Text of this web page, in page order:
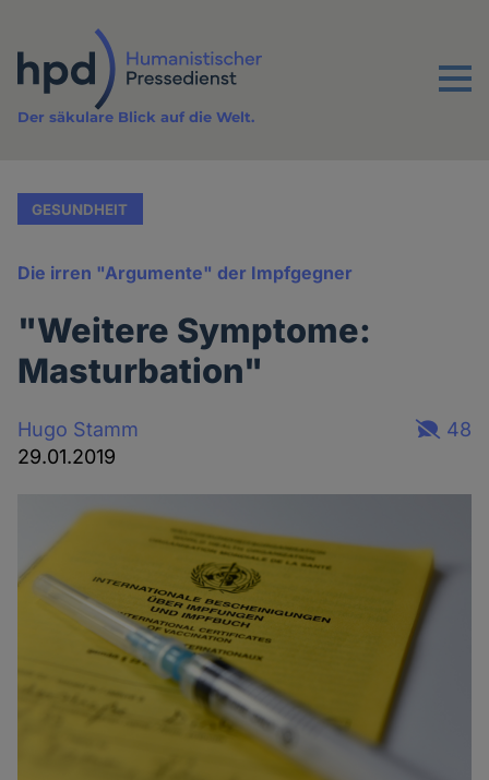
Inhalt
Menu
Der säkulare Blick auf die Welt.
GESUNDHEIT
Die irren "Argumente" der Impfgegner
"Weitere Symptome:
Masturbation"
Hugo Stamm
29.01.2019
48